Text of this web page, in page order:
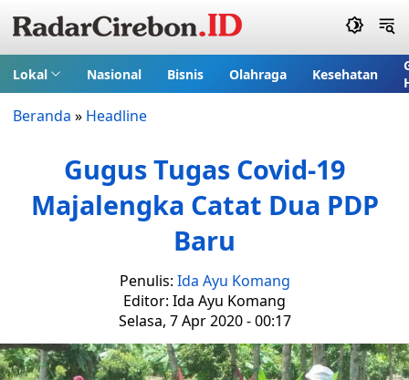
Lokal Nasional Bisnis Olahraga Kesehatan
Beranda » Headline
Gugus Tugas Covid-19
Majalengka Catat Dua PDP
Baru
Penulis: Ida Ayu Komang
Editor: Ida Ayu Komang
Selasa, 7 Apr 2020 - 00:17